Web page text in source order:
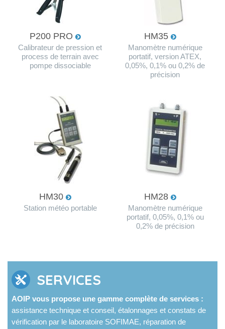
P200 PRO
Calibrateur de pression et
process de terrain avec
pompe dissociable
HM35
Manomètre numérique
portatif, version ATEX,
0,05%, 0,1% ou 0,2% de
précision
HM30
Station météo portable
HM28
Manomètre numérique
portatif, 0,05%, 0,1% ou
0,2% de précision
SERVICES
AOIP vous propose une gamme complète de services :
assistance technique et conseil, étalonnages et constats de
vérification par le laboratoire SOFIMAE, réparation de